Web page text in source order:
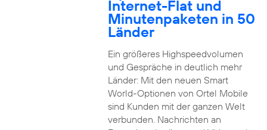
Internet-Flat und
Minutenpaketen in 50
Länder
Ein größeres Highspeedvolumen
und Gespräche in deutlich mehr
Länder: Mit den neuen Smart
World-Optionen von Ortel Mobile
sind Kunden mit der ganzen Welt
verbunden. Nachrichten an